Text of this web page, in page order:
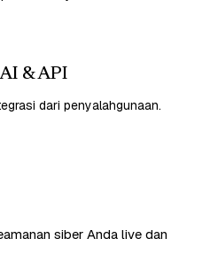
& API
dari penyalahgunaan.
siber Anda live dan